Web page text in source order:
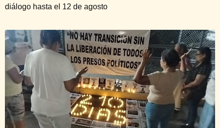
diálogo hasta el 12 de agosto